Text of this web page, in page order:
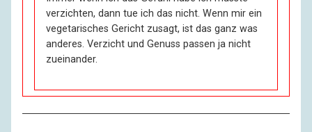
verzichten, dann tue ich das nicht. Wenn mir ein
vegetarisches Gericht zusagt, ist das ganz was
anderes. Verzicht und Genuss passen ja nicht
zueinander.